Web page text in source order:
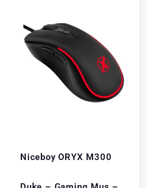
Niceboy ORYX M300